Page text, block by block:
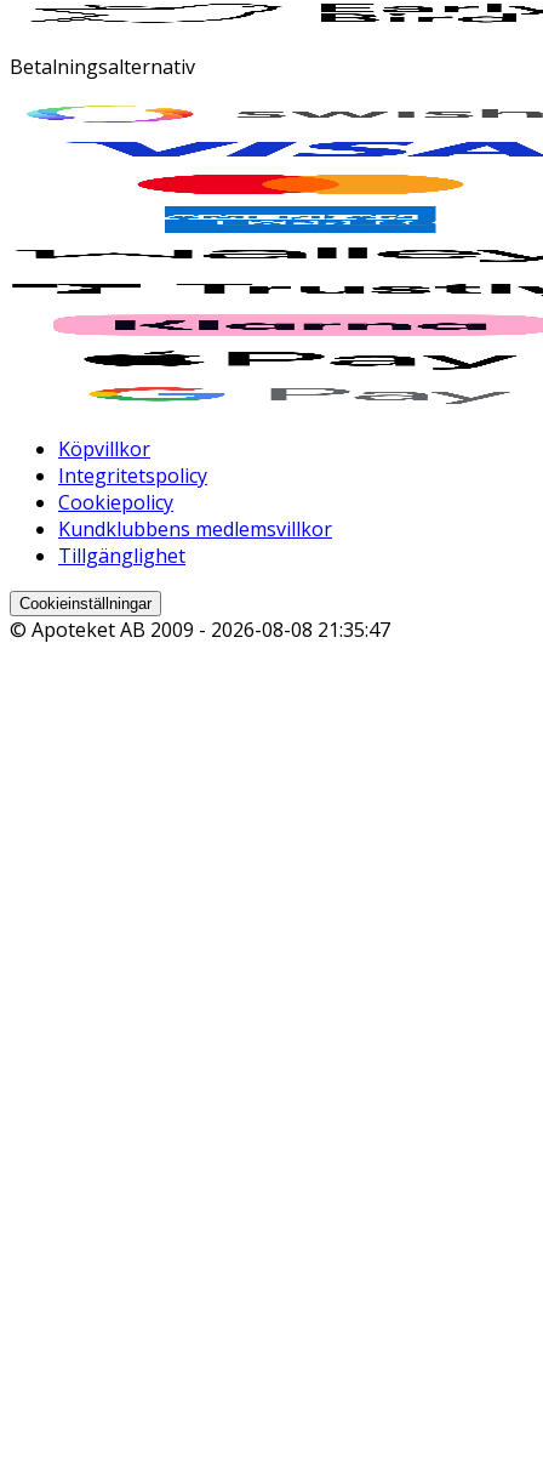
Betalningsalternativ
Köpvillkor
Integritetspolicy
Cookiepolicy
Kundklubbens medlemsvillkor
Tillgänglighet
Cookieinställningar
© Apoteket AB 2009 - 2026-08-08 21:35:47